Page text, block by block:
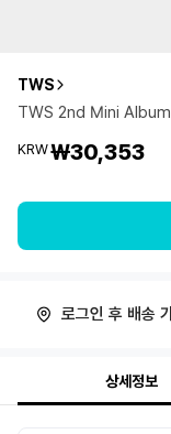
TWS
TWS 2nd Mini
KRW₩30,353
로그인 후 배송
상세정보